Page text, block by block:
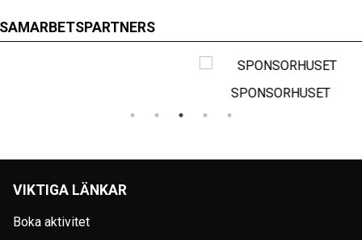
SAMARBETSPARTNERS
SPONSORHUSET
VIKTIGA LÄNKAR
Boka aktivitet